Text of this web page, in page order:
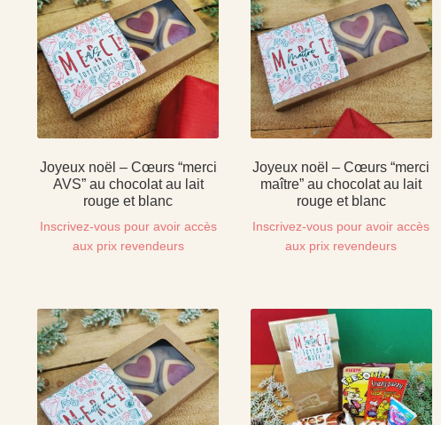
Joyeux noël – Cœurs “merci
AVS” au chocolat au lait
rouge et blanc
Inscrivez-vous pour avoir accès
aux prix revendeurs
Joyeux noël – Cœurs “merci
maître” au chocolat au lait
rouge et blanc
Inscrivez-vous pour avoir accès
aux prix revendeurs